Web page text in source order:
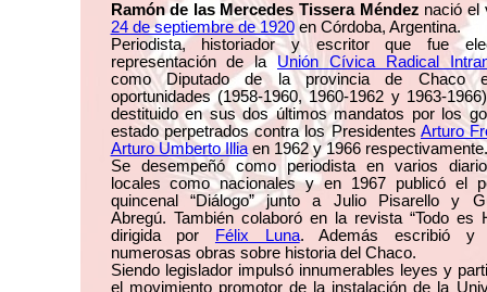
Ramón de las Mercedes Tissera Méndez nació el
24 de septiembre de 1920en Córdoba, Argentina.
Periodista, historiador y escritor que fue
representación de la Unión Cívica Radical
como Diputado de la provincia de Chaco
oportunidades (1958-1960, 1960-1962 y 1963-
destituido en sus dos últimos mandatos por los
estado perpetrados contra los Presidentes Arturo
Arturo Umberto Illiaen 1962 y 1966 respectivamente.
Se desempeñó como periodista en varios
locales como nacionales y en 1967 publicó el
quincenal “Diálogo” junto a Julio Pisarello y
Abregú. También colaboró en la revista “Todo es
dirigida por
Félix Luna. Además escribió y
numerosas obras sobre historia del Chaco.
Siendo legislador impulsó innumerables leyes y
el movimiento promotor de la instalación de la